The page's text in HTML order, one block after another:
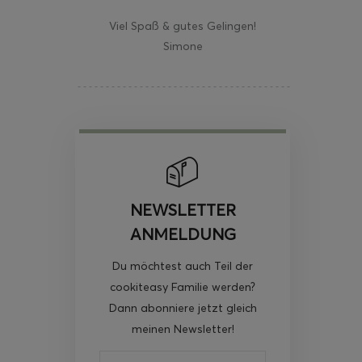
Viel Spaß & gutes Gelingen!
Simone
NEWSLETTER
ANMELDUNG
Du möchtest auch Teil der
cookiteasy Familie werden?
Dann abonniere jetzt gleich
meinen Newsletter!